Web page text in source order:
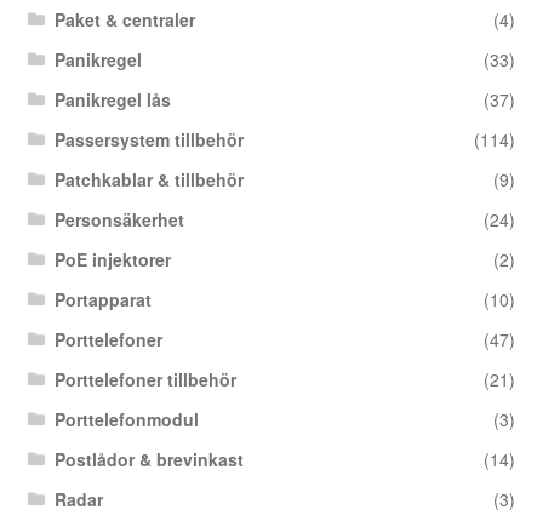
Paket & centraler
(4)
Panikregel
(33)
Panikregel lås
(37)
Passersystem tillbehör
(114)
Patchkablar & tillbehör
(9)
Personsäkerhet
(24)
PoE injektorer
(2)
Portapparat
(10)
Porttelefoner
(47)
Porttelefoner tillbehör
(21)
Porttelefonmodul
(3)
Postlådor & brevinkast
(14)
Radar
(3)